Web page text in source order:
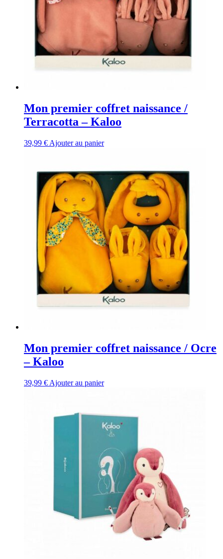
Mon premier coffret naissance /
Terracotta – Kaloo
39,99 € Ajouter au panier
Mon premier coffret naissance / Ocre
– Kaloo
39,99 € Ajouter au panier